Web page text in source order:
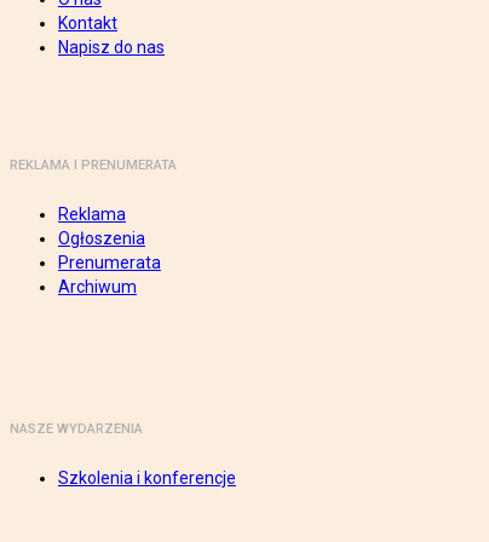
Kontakt
Napisz do nas
REKLAMA I PRENUMERATA
Reklama
Ogłoszenia
Prenumerata
Archiwum
NASZE WYDARZENIA
Szkolenia i konferencje